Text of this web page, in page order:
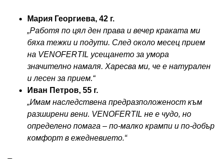
Мария Георгиева, 42 г.
„Работя по цял ден права и вечер краката ми
бяха тежки и подути. След около месец прием
на VENOFERTIL усещането за умора
значително намаля. Харесва ми, че е натурален
и лесен за прием.“
Иван Петров, 55 г.
„Имам наследствена предразположеност към
разширени вени. VENOFERTIL не е чудо, но
определено помага – по-малко крампи и по-добър
комфорт в ежедневието.“